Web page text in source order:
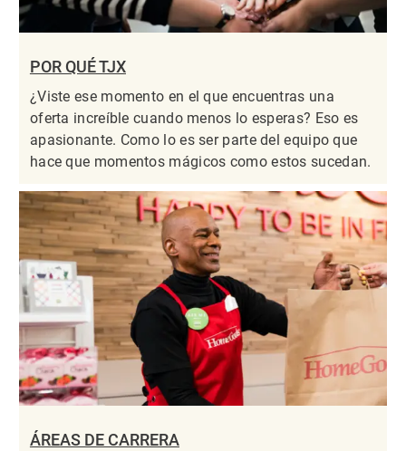
POR QUÉ TJX
¿Viste ese momento en el que encuentras una
oferta increíble cuando menos lo esperas? Eso es
apasionante. Como lo es ser parte del equipo que
hace que momentos mágicos como estos sucedan.
ÁREAS DE CARRERA